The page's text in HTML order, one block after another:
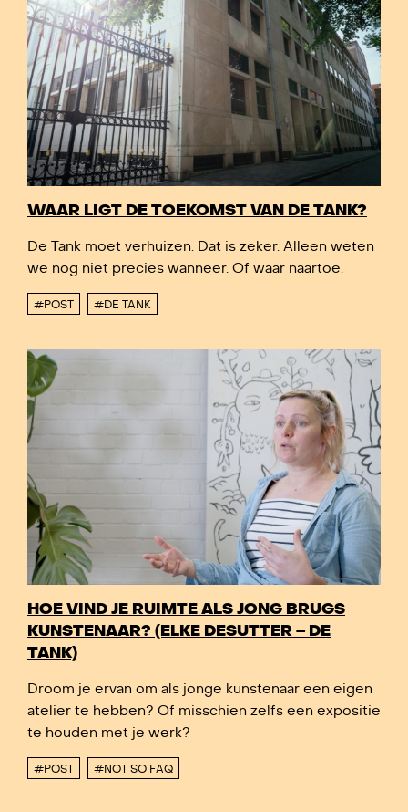
WAAR LIGT DE TOEKOMST VAN DE TANK?
De Tank moet verhuizen. Dat is zeker. Alleen weten
we nog niet precies wanneer. Of waar naartoe.
#POST #DE TANK
HOE VIND JE RUIMTE ALS JONG BRUGS
KUNSTENAAR? (ELKE DESUTTER – DE
TANK)
Droom je ervan om als jonge kunstenaar een eigen
atelier te hebben? Of misschien zelfs een expositie
te houden met je werk?
#POST #NOT SO FAQ